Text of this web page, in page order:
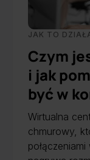
JAK TO
Czym
i jak
być w
Wirtualna
chmurowy,